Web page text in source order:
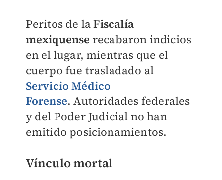
Peritos de laFiscalía
mexiquense recabaron indicios
en el lugar, mientras que el
cuerpo fue trasladado al
Servicio Médico
Forense. Autoridades federales
y del Poder Judicial no han
emitido posicionamientos.
Vínculo mortal